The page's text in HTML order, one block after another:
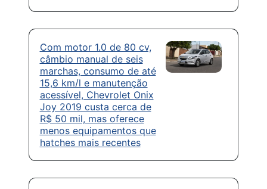
Com motor 1.0 de 80 cv,
câmbio manual de seis
marchas, consumo de até
15,6 km/l e manutenção
acessível, Chevrolet Onix
Joy 2019 custa cerca de
R$ 50 mil, mas oferece
menos equipamentos que
hatches mais recentes